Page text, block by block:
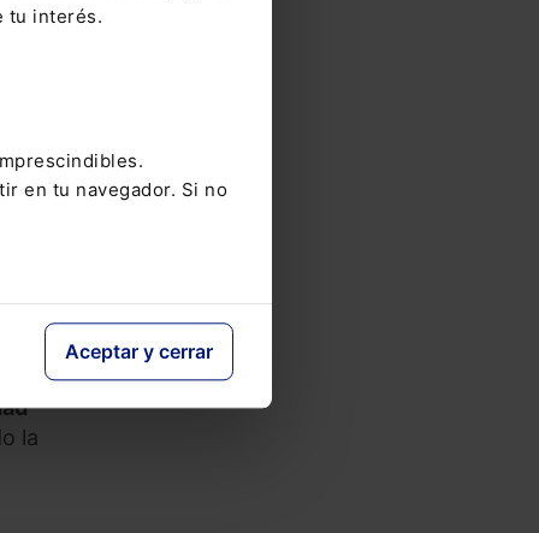
tu interés.
en tu navegador. Si no
Aceptar y cerrar
de
De
la